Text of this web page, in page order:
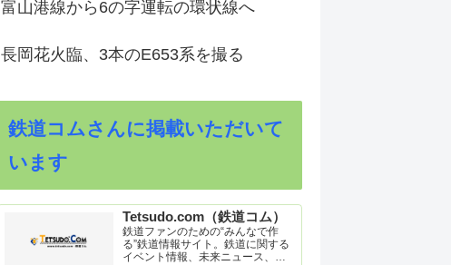
富山港線から6の字運転の環状線へ
長岡花火臨、3本のE653系を撮る
鉄道コムさんに掲載いただいて
います
Tetsudo.com（鉄道コム）
鉄道ファンのための“みんなで作
る”鉄道情報サイト。鉄道に関する
イベント情報、未来ニュース、車